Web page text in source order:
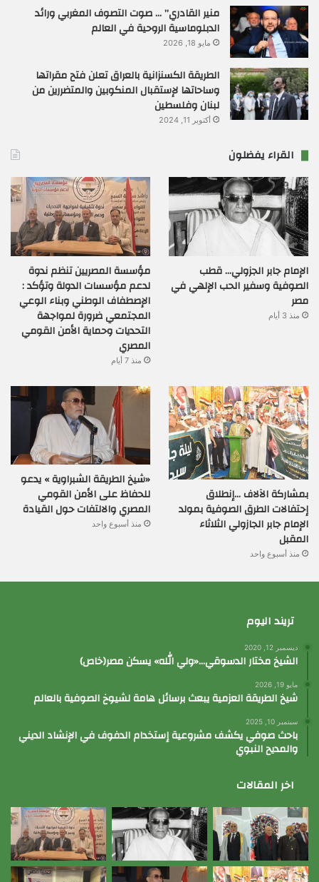
منير القادري” … صوت التصوف المغربي ورائد
الدبلوماسية الروحية في العالم
مايو 18, 2026
الطريقة الكسنزانية بالعراق تعلن فتح مقراتها
وساحاتها لإستقبال المنكوبين والمتضررين من
لبنان وفلسطين
أكتوبر 11, 2024
القراء يفضلون
الإمام جابر الجزولي… قطب
الصوفية وسفير الحب الإلهي في
مصر
منذ 3 أيام
مؤسسة المصريين تنظم ندوة
لدعم مؤسسات الدولة وتؤكد :
الإصطفاف الوطني وبناء الوعي
المجتمعي ضرورة لمواجهة
التحديات وحماية الأمن القومي
المصري
منذ 7 أيام
بمشاركة الآلاف …إنطلاق
إحتفالات الطرق الصوفية بمولد
الإمام جابر الجازولي الثلاثاء
المقبل
منذ أسبوع واحد
«شيخ الطريقة الشبراوية » يدعو
للحفاظ على الأمن القومي
المصري والالتفات حول القيادة
منذ أسبوع واحد
تريند اليوم
ديسمبر 12, 2020
الشيخ مختار الدسوقي…«ولي الله» يسكن مصر(خاص)
مايو 19, 2026
شيخ الطريقة العزمية يبعث برسائل هامة لشيوخ الصوفية بالعالم
سبتمبر 10, 2025
باحث صوفي يكشف مشروعية إستخدام الدفوف في الإنشاد الديني
والمديح النبوي
اخر المقالات